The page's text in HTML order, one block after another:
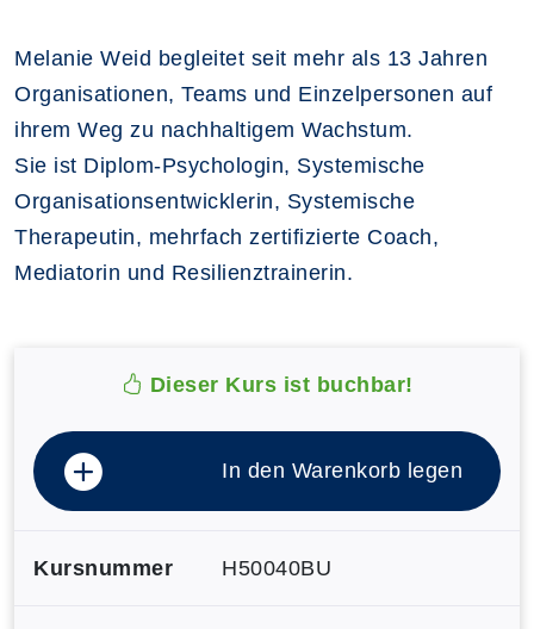
Melanie Weid begleitet seit mehr als 13 Jahren
Organisationen, Teams und Einzelpersonen auf
ihrem Weg zu nachhaltigem Wachstum.
Sie ist Diplom-Psychologin, Systemische
Organisationsentwicklerin, Systemische
Therapeutin, mehrfach zertifizierte Coach,
Mediatorin und Resilienztrainerin.
Dieser Kurs ist buchbar!
In den Warenkorb legen
Kursnummer H50040BU